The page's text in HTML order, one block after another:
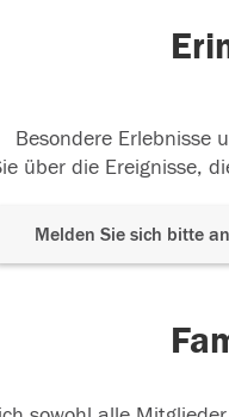
Besondere Erlebnisse
über die Ereignisse,
Melden Sie sich bitte